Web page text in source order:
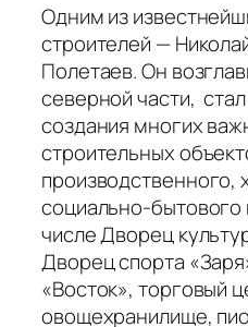
Одним из
строителей —
Полетаев. Он
северной части,
создания многих
строительных
производственного,
социально-бытового
числе Дворец
Дворец спорта
«Восток», торговый
овощехранилище,